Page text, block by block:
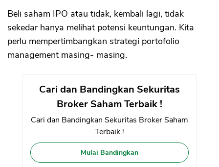
Beli saham IPO atau tidak, kembali lagi, tidak
sekedar hanya melihat potensi keuntungan. Kita
perlu mempertimbangkan strategi portofolio
management masing- masing.
Cari dan Bandingkan Sekuritas
Broker Saham Terbaik !
Cari dan Bandingkan Sekuritas Broker Saham
Terbaik !
Mulai Bandingkan